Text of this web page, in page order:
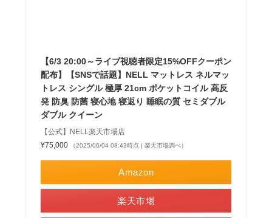
【6/3 20:00～ライブ視聴者限定15%OFFクーポン
配布】【SNSで話題】NELL マットレス ネルマッ
トレス シングル 極厚 21cm ポケットコイル 高反
発 防臭 防菌 寝心地 寝返り 睡眠の質 セミダブル
ダブル クイーン
【公式】NELL楽天市場店
¥75,000
（2025/06/04 08:43時点 | 楽天市場調べ）
Amazon
楽天市場